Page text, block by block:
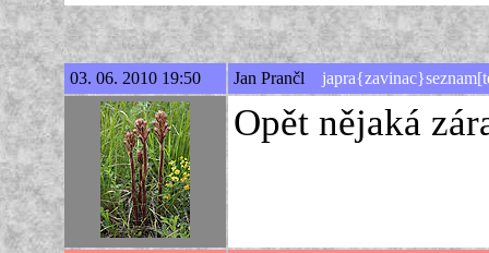
03. 06. 2010 19:50 Jan Prančl
Opět nějaká